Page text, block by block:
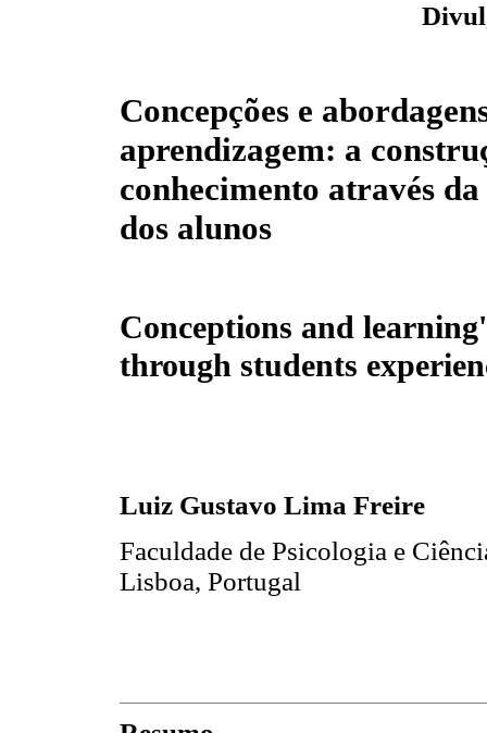
Concepções e
aprendizagem: a
conhecimento através
dos alunos
Conceptions and
through students
Luiz Gustavo Lima Freire
Faculdade de Psicologia e
Lisboa, Portugal